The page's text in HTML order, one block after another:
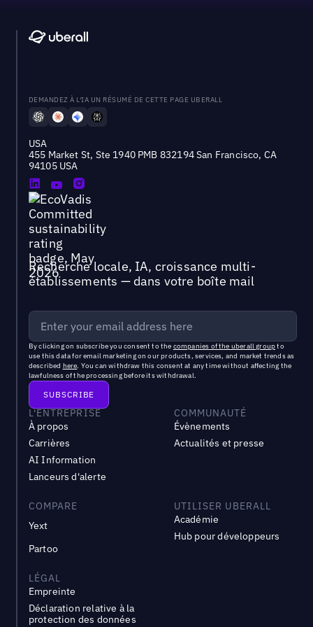
DEMANDEZ À L'IA UN RÉSUMÉ DE CETTE PAGE UBERALL
USA
455 Market St, Ste 1940 PMB 832194 San Francisco, CA
94105 USA
Recherche locale, IA, croissance multi-
établissements — dans votre boîte mail
By clicking on subscribe you consent to the companies of the uberall groupto
use this data for email marketing on our products, services, and market trends as
described here. You can withdraw this consent at any time without affecting the
lawfulness of the processing before its withdrawal.
L'ENTREPRISE
À propos
Carrières
AI Information
Lanceurs d'alerte
COMMUNAUTÉ
Évènements
Actualités et presse
COMPARE
Yext
Partoo
UTILISER UBERALL
Académie
Hub pour développeurs
LÉGAL
Empreinte
Déclaration relative à la
protection des données